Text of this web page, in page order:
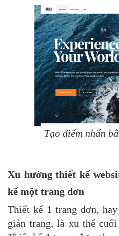
Tạo điểm nhấn
Xu hướng thiết kế
kế một trang đơn
Thiết kế 1 trang đơn,
giản trang, là xu thế